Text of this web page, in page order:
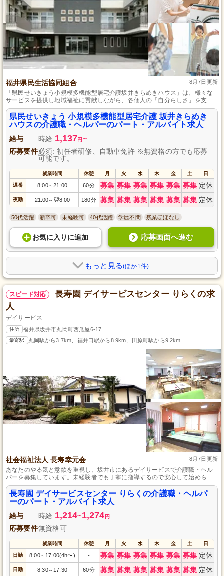
福井県民生活協同組合 8月7日更新
「県民せいきょう小規模多機能型居宅介護坂井きらめきハウス」は、様々な
サービスを提供し地域福祉に貢献しながら、各個人の「自分らしさ」を支持
し、資格支援制度でスキルアップが可能です。
県民せいきょう 小規模多機能型居宅介護 坂井きらめき
ハウスの介護職・ヘルパーのパート・アルバイト求人
給与 時給 1,137円 ~
応募要件必須: 初任者研修、自動車免許 ※無資格の方でも応募
可能です。
就業時間 休憩 月 火 水 木 金 土 日
遅番 8:00～21:00 60分 募集 募集 募集 募集 募集 募集 定休
夜勤 21:00～ 翌8:00 180分 募集 募集 募集 募集 募集 募集 定休
50代活躍 新卒可 未経験可 40代活躍 学歴不問 残業ほぼなし
お気に入り に追加 応募画面へ進む
もっと見る(ほか1件)
スピード対応
長寿園 デイサービスセンター りらくの求
人
デイサービス
住所 福井県坂井市丸岡町西瓜屋6-17
最寄駅 丸岡駅から3.7km、福井口駅から8.9km、田原町駅から9.2km
社会福祉法人 長寿幸元会 8月7日更新
あなたのやる気と意欲を重視し、坂井市にあるデイサービスで介護職・ヘル
パーを募集しています。未経験者でも丁寧に指導するので安心して始められ
る環境です。食事や入浴の介助、レクリエーションのサポートなど、様々な
業務を通じて、ご利用者さまに寄り添ったサービスを提供できるやりがいの
ある仕事です。
長寿園 デイサービスセンター りらくの介護職・ヘルパ
ーのパート・アルバイト求人
給与 時給 1,214~1,274 円
応募要件無資格可
就業時間 休憩 月 火 水 木 金 土 日
日勤 8:00～ 17:00(4h〜) - 募集 募集 募集 募集 募集 募集 定休
日勤 8:30～ 17:30 60分 募集 募集 募集 募集 募集 募集 定休